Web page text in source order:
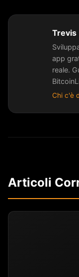
Trevis
app
reale.
Chi c'è
Articoli